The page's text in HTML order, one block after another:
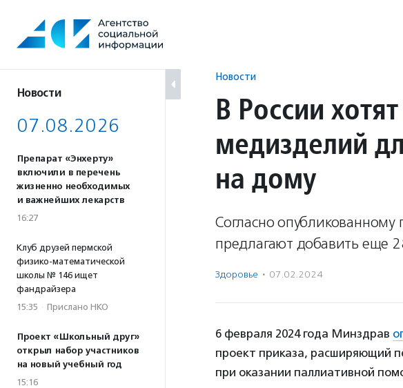
содержанию
Новости
07.08.2026
Препарат «Энхерту»
включили в перечень
жизненно необходимых
и важнейших лекарств
16:27
Клуб друзей пермской
физико-математической
школы № 146 ищет
фандрайзера
15:35 · Прислано НКО
Проект «Школьный друг»
открыл набор участников
на новый учебный год
15:16
Новости
В России
медизделий
на дому
Согласно опубликованному
предлагают добавить еще
Здоровье · 07.02.2024
6 февраля 2024 года Минздрав
проект приказа, расширяющий
при оказании паллиативной